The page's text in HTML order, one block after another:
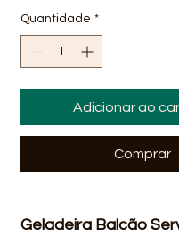
Quantidade *
Adicionar ao
Comprar
Geladeira Balcão